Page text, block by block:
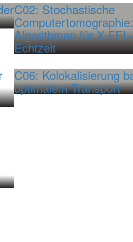
C02: Stochastische
Algorithmen für X-
Echtzeit
C06: Kolokalisierung
optimalem Transport